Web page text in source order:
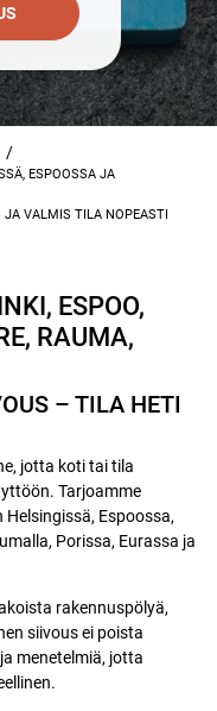
/
ESPOOSSA JA
VALMIS TILA NOPEASTI
ESPOO,
RAUMA,
– TILA HETI
jotta koti tai tila
Tarjoamme
Espoossa,
Porissa, Eurassa ja
rakennuspölyä,
siivous ei poista
menetelmiä, jotta